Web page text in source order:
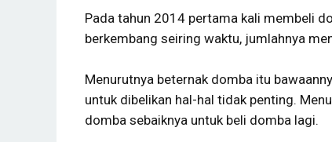
Pada tahun 2014 pertama kali membeli
berkembang seiring waktu, jumlahnya
Menurutnya beternak domba itu
untuk dibelikan hal-hal tidak penting.
domba sebaiknya untuk beli domba lagi.